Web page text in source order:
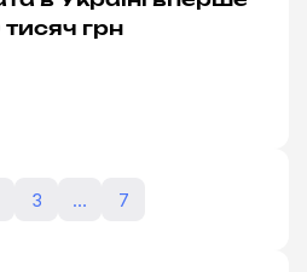
грн
3 … 7